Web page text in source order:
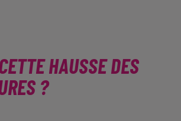
HAUSSE DES
?